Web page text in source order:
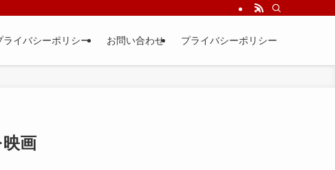
ライバシーポリシー お問い合わせ プライバシーポリシー
画